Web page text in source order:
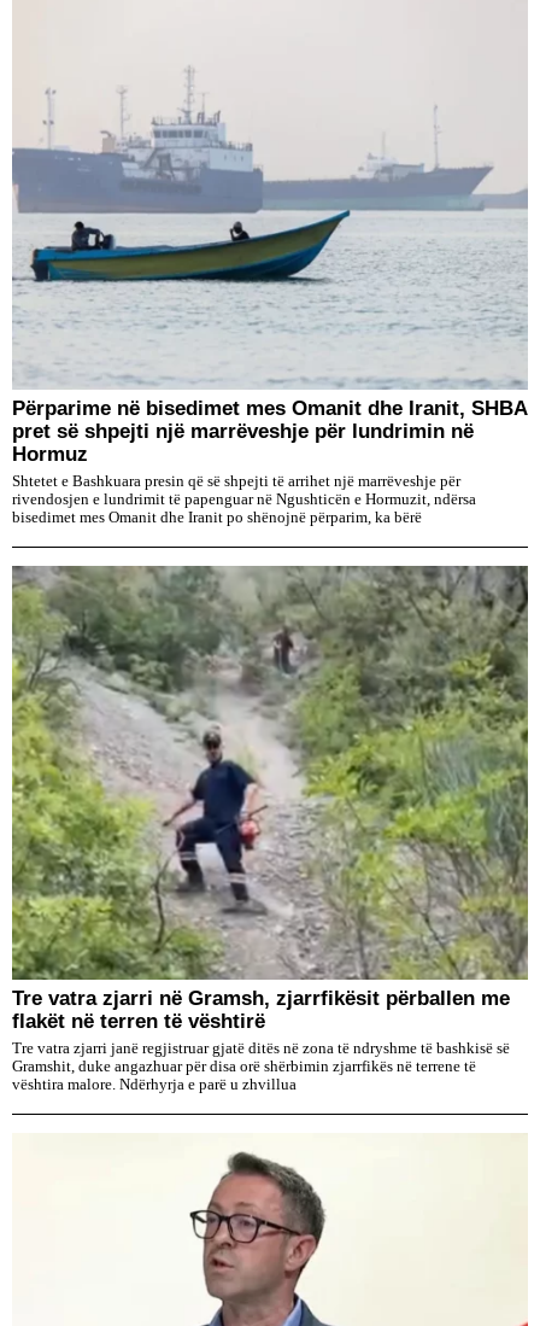
Përparime në bisedimet mes Omanit dhe Iranit, SHBA
pret së shpejti një marrëveshje për lundrimin në
Hormuz
Shtetet e Bashkuara presin që së shpejti të arrihet një marrëveshje për
rivendosjen e lundrimit të papenguar në Ngushticën e Hormuzit, ndërsa
bisedimet mes Omanit dhe Iranit po shënojnë përparim, ka bërë
Tre vatra zjarri në Gramsh, zjarrfikësit përballen me
flakët në terren të vështirë
Tre vatra zjarri janë regjistruar gjatë ditës në zona të ndryshme të bashkisë së
Gramshit, duke angazhuar për disa orë shërbimin zjarrfikës në terrene të
vështira malore. Ndërhyrja e parë u zhvillua